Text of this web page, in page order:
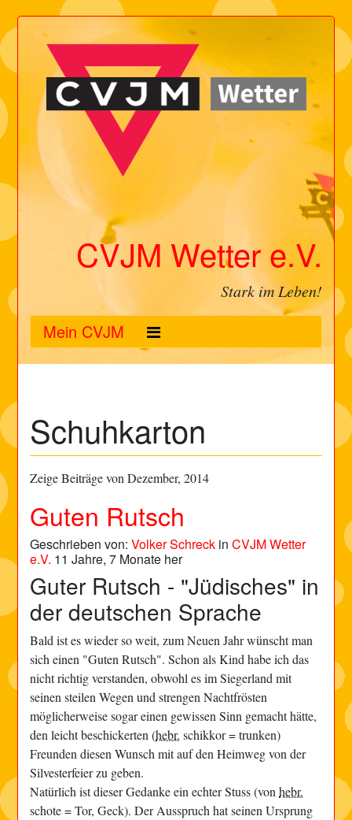
CVJM Wetter e.V.
Stark im Leben!
Mein CVJM
Schuhkarton
Zeige Beiträge von Dezember, 2014
Guten Rutsch
Geschrieben von:Volker Schreck inCVJM Wetter
e.V. 11 Jahre, 7 Monate her
Guter Rutsch - "Jüdisches" in
der deutschen Sprache
Bald ist es wieder so weit, zum Neuen Jahr wünscht man
sich einen "Guten Rutsch". Schon als Kind habe ich das
nicht richtig verstanden, obwohl es im Siegerland mit
seinen steilen Wegen und strengen Nachtfrösten
möglicherweise sogar einen gewissen Sinn gemacht hätte,
den leicht beschickerten (hebr. schikkor = trunken)
Freunden diesen Wunsch mit auf den Heimweg von der
Silvesterfeier zu geben.
Natürlich ist dieser Gedanke ein echter Stuss (vonhebr.
schote = Tor, Geck). Der Ausspruch hat seinen Ursprung